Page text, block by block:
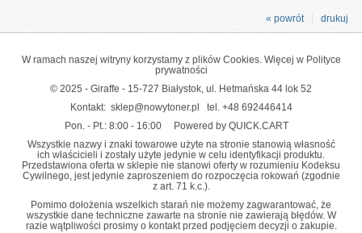
drukuj
« powrót
W ramach naszej witryny korzystamy z plików Cookies. Więcej w Polityce
prywatności
© 2025 - Giraffe - 15-727 Białystok, ul. Hetmańska 44 lok 52
Kontakt: sklep@nowytoner.pl tel. +48 692446414
Pon. - Pt.: 8:00 - 16:00
Powered by QUICK.CART
Wszystkie nazwy i znaki towarowe użyte na stronie stanowią własność
ich właścicieli i zostały użyte jedynie w celu identyfikacji produktu.
Przedstawiona oferta w sklepie nie stanowi oferty w rozumieniu Kodeksu
Cywilnego, jest jedynie zaproszeniem do rozpoczęcia rokowań (zgodnie
z art. 71 k.c.).
Pomimo dołożenia wszelkich starań nie możemy zagwarantować, że
wszystkie dane techniczne zawarte na stronie nie zawierają błędów. W
razie wątpliwości prosimy o kontakt przed podjęciem decyzji o zakupie.